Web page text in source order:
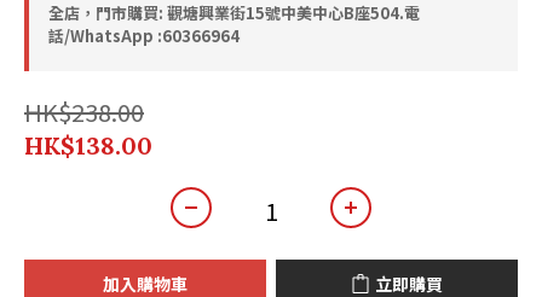
全店，門市購買: 觀塘興業街15號中美中心B座504.電
話/WhatsApp :60366964
HK$238.00
HK$138.00
加入購物車 立即購買